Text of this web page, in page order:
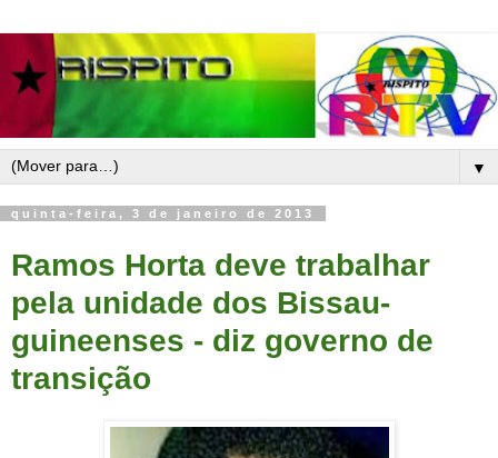
▼
quinta-feira, 3 de janeiro de 2013
Ramos Horta deve trabalhar
pela unidade dos Bissau-
guineenses - diz governo de
transição